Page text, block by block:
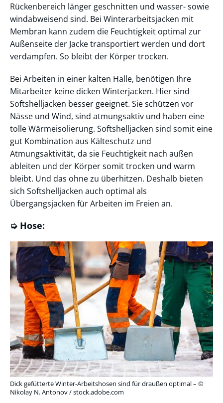
Rückenbereich länger geschnitten und wasser- sowie
windabweisend sind. Bei Winterarbeitsjacken mit
Membran kann zudem die Feuchtigkeit optimal zur
Außenseite der Jacke transportiert werden und dort
verdampfen. So bleibt der Körper trocken.
Bei Arbeiten in einer kalten Halle, benötigen Ihre
Mitarbeiter keine dicken Winterjacken. Hier sind
Softshelljacken besser geeignet. Sie schützen vor
Nässe und Wind, sind atmungsaktiv und haben eine
tolle Wärmeisolierung. Softshelljacken sind somit eine
gut Kombination aus Kälteschutz und
Atmungsaktivität, da sie Feuchtigkeit nach außen
ableiten und der Körper somit trocken und warm
bleibt. Und das ohne zu überhitzen. Deshalb bieten
sich Softshelljacken auch optimal als
Übergangsjacken für Arbeiten im Freien an.
➭ Hose:
Dick gefütterte Winter-Arbeitshosen sind für draußen optimal – ©
Nikolay N. Antonov / stock.adobe.com